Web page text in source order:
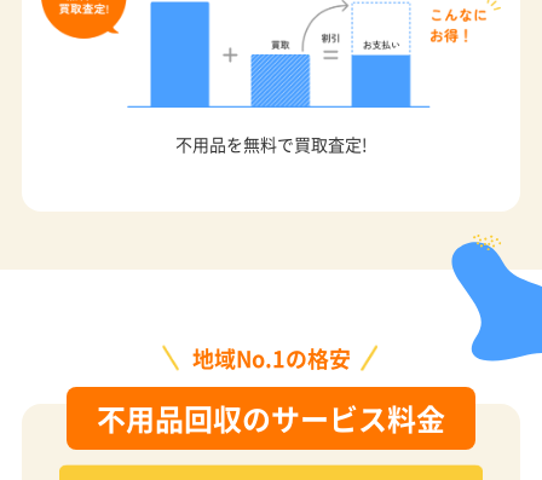
不用品を無料で買取査定!
地域No.1の格安
不用品回収のサービス料金